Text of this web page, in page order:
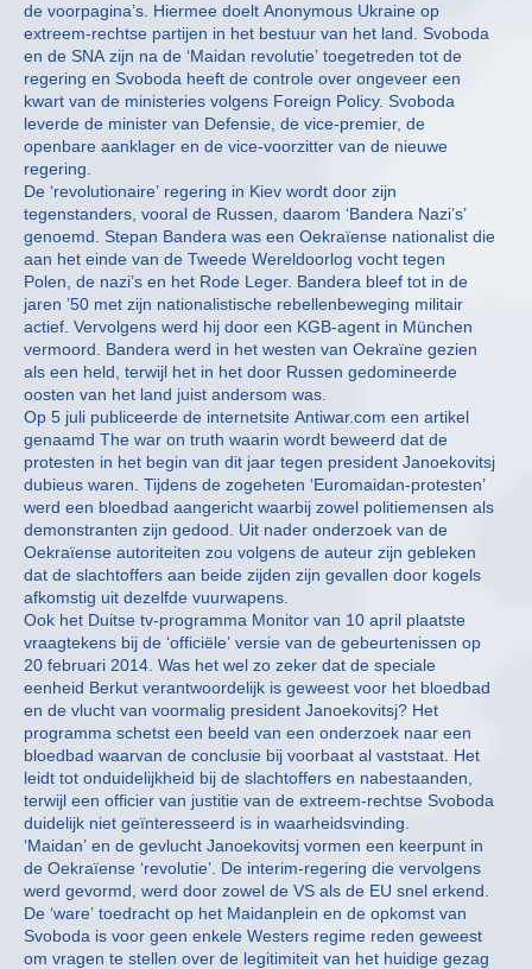
de voorpagina’s. Hiermee doelt Anonymous Ukraine op
extreem-rechtse partijen in het bestuur van het land. Svoboda
en de SNA zijn na de ‘Maidan revolutie’ toegetreden tot de
regering en Svoboda heeft de controle over ongeveer een
kwart van de ministeries volgens Foreign Policy. Svoboda
leverde de minister van Defensie, de vice-premier, de
openbare aanklager en de vice-voorzitter van de nieuwe
regering.
De ‘revolutionaire’ regering in Kiev wordt door zijn
tegenstanders, vooral de Russen, daarom ‘Bandera Nazi’s’
genoemd. Stepan Bandera was een Oekraïense nationalist die
aan het einde van de Tweede Wereldoorlog vocht tegen
Polen, de nazi’s en het Rode Leger. Bandera bleef tot in de
jaren ’50 met zijn nationalistische rebellenbeweging militair
actief. Vervolgens werd hij door een KGB-agent in München
vermoord. Bandera werd in het westen van Oekraïne gezien
als een held, terwijl het in het door Russen gedomineerde
oosten van het land juist andersom was.
Op 5 juli publiceerde de internetsite Antiwar.com een artikel
genaamd The war on truth waarin wordt beweerd dat de
protesten in het begin van dit jaar tegen president Janoekovitsj
dubieus waren. Tijdens de zogeheten ‘Euromaidan-protesten’
werd een bloedbad aangericht waarbij zowel politiemensen als
demonstranten zijn gedood. Uit nader onderzoek van de
Oekraïense autoriteiten zou volgens de auteur zijn gebleken
dat de slachtoffers aan beide zijden zijn gevallen door kogels
afkomstig uit dezelfde vuurwapens.
Ook het Duitse tv-programma Monitor van 10 april plaatste
vraagtekens bij de ‘officiële’ versie van de gebeurtenissen op
20 februari 2014. Was het wel zo zeker dat de speciale
eenheid Berkut verantwoordelijk is geweest voor het bloedbad
en de vlucht van voormalig president Janoekovitsj? Het
programma schetst een beeld van een onderzoek naar een
bloedbad waarvan de conclusie bij voorbaat al vaststaat. Het
leidt tot onduidelijkheid bij de slachtoffers en nabestaanden,
terwijl een officier van justitie van de extreem-rechtse Svoboda
duidelijk niet geïnteresseerd is in waarheidsvinding.
‘Maidan’ en de gevlucht Janoekovitsj vormen een keerpunt in
de Oekraïense ‘revolutie’. De interim-regering die vervolgens
werd gevormd, werd door zowel de VS als de EU snel erkend.
De ‘ware’ toedracht op het Maidanplein en de opkomst van
Svoboda is voor geen enkele Westers regime reden geweest
om vragen te stellen over de legitimiteit van het huidige gezag